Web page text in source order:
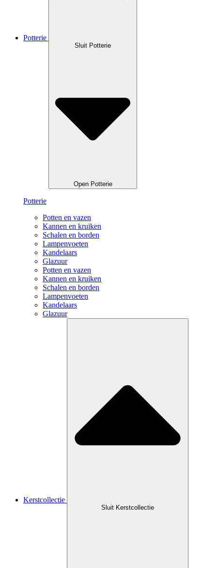
Potterie
Sluit Potterie
Open Potterie
Potterie
Potten en vazen
Kannen en kruiken
Schalen en borden
Lampenvoeten
Kandelaars
Glazuur
Potten en vazen
Kannen en kruiken
Schalen en borden
Lampenvoeten
Kandelaars
Glazuur
Kerstcollectie
Sluit Kerstcollectie